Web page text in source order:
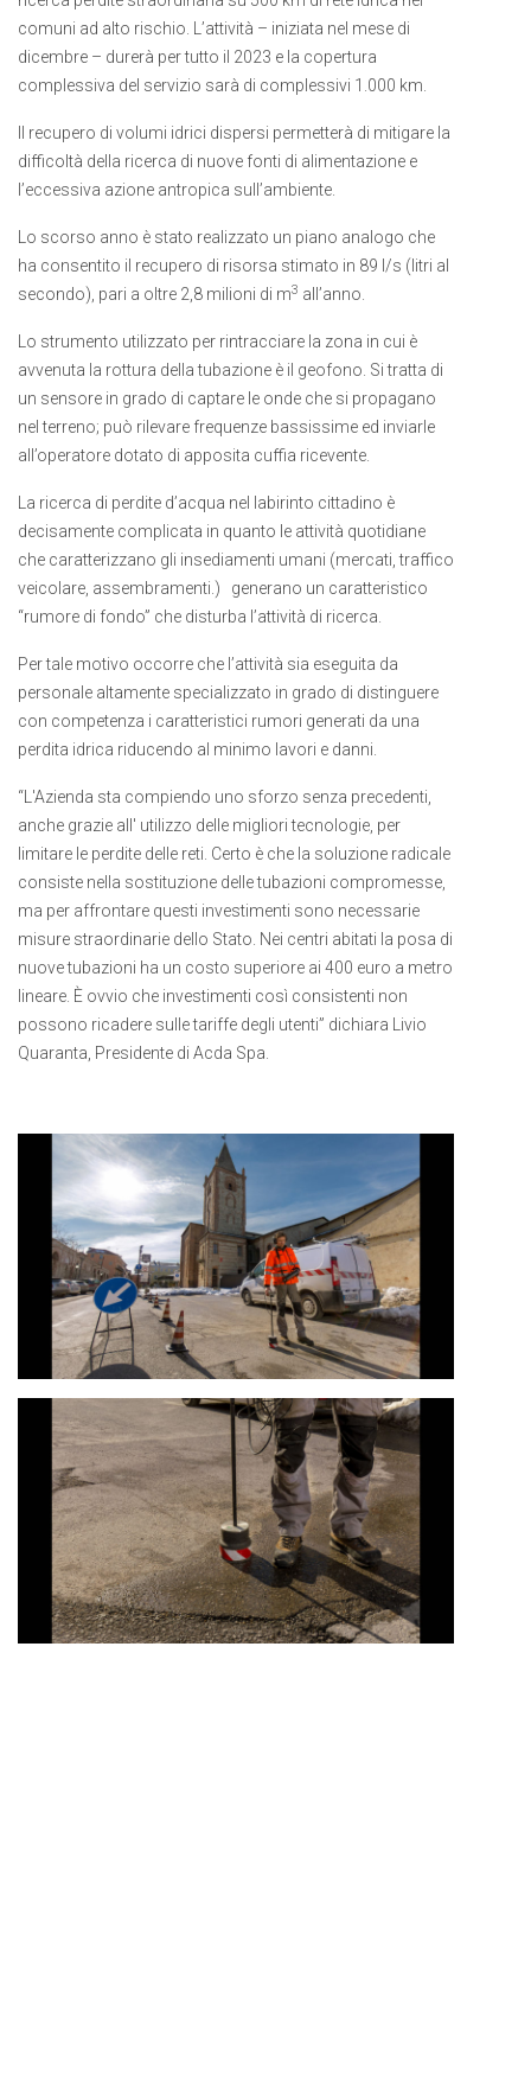
comuni ad alto rischio. L’attività – iniziata nel mese di
dicembre – durerà per tutto il 2023 e la copertura
complessiva del servizio sarà di complessivi 1.000 km.
Il recupero di volumi idrici dispersi permetterà di mitigare la
difficoltà della ricerca di nuove fonti di alimentazione e
l’eccessiva azione antropica sull’ambiente.
Lo scorso anno è stato realizzato un piano analogo che
ha consentito il recupero di risorsa stimato in 89 l/s (litri al
secondo), pari a oltre 2,8 milioni di m3 all’anno.
Lo strumento utilizzato per rintracciare la zona in cui è
avvenuta la rottura della tubazione è il geofono. Si tratta di
un sensore in grado di captare le onde che si propagano
nel terreno; può rilevare frequenze bassissime ed inviarle
all’operatore dotato di apposita cuffia ricevente.
La ricerca di perdite d’acqua nel labirinto cittadino è
decisamente complicata in quanto le attività quotidiane
che caratterizzano gli insediamenti umani (mercati, traffico
veicolare, assembramenti.) generano un caratteristico
“rumore di fondo” che disturba l’attività di ricerca.
Per tale motivo occorre che l’attività sia eseguita da
personale altamente specializzato in grado di distinguere
con competenza i caratteristici rumori generati da una
perdita idrica riducendo al minimo lavori e danni.
“L'Azienda sta compiendo uno sforzo senza precedenti,
anche grazie all' utilizzo delle migliori tecnologie, per
limitare le perdite delle reti. Certo è che la soluzione radicale
consiste nella sostituzione delle tubazioni compromesse,
ma per affrontare questi investimenti sono necessarie
misure straordinarie dello Stato. Nei centri abitati la posa di
nuove tubazioni ha un costo superiore ai 400 euro a metro
lineare. È ovvio che investimenti così consistenti non
possono ricadere sulle tariffe degli utenti” dichiara Livio
Quaranta, Presidente di Acda Spa.